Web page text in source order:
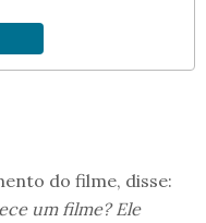
do filme, disse:
um filme? Ele